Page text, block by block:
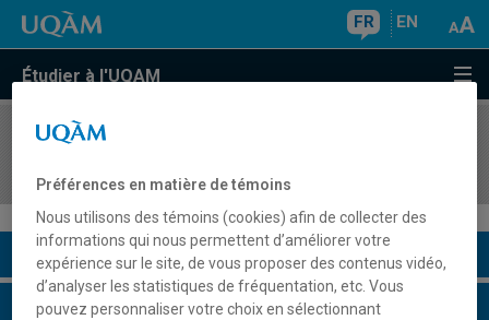
FR EN
Étudier à l'UQAM
COURS//
Description du cours
Horaire - Été 2026
Préférences en matière de témoins
Nous utilisons des témoins (cookies) afin de collecter des
informations qui nous permettent d’améliorer votre
expérience sur le site, de vous proposer des contenus vidéo,
d’analyser les statistiques de fréquentation, etc. Vous
pouvez personnaliser votre choix en sélectionnant